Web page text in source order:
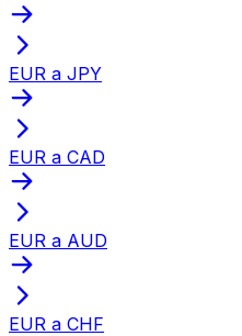
EUR a JPY
EUR a CAD
EUR a AUD
EUR a CHF